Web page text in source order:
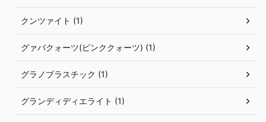
クンツァイト (1)
グァバクォーツ(ピンククォーツ) (1)
グラノブラスチック (1)
グランディディエライト (1)